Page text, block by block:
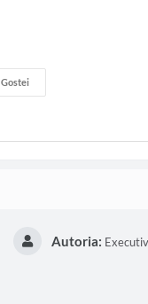
Gostei
Autoria: